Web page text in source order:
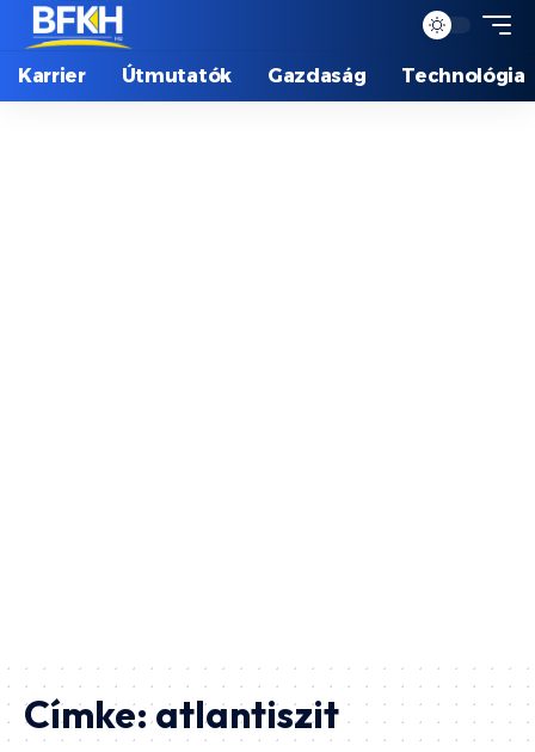
Karrier Útmutatók Gazdaság Technológia
Címke:atlantiszit